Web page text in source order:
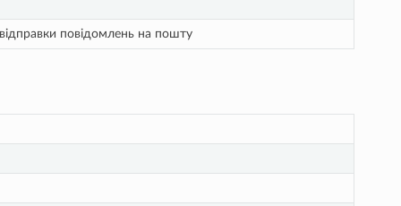
повідомлень на пошту